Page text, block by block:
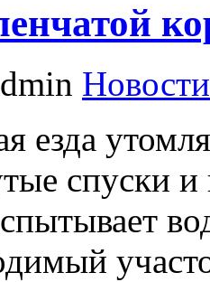
Новости
езда
спуски